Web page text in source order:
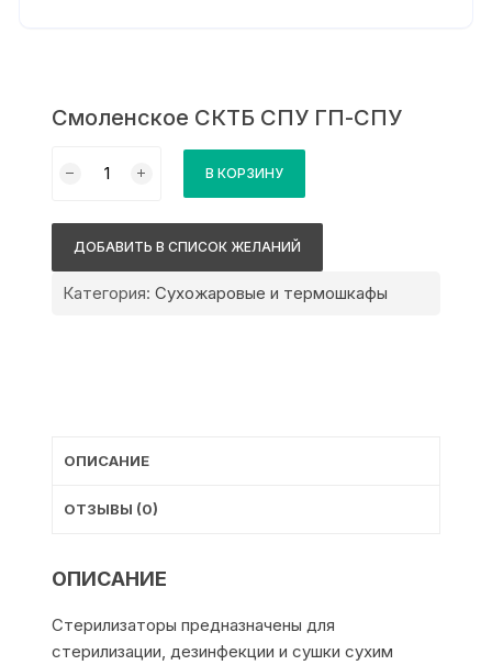
Смоленское СКТБ СПУ ГП-СПУ
товара
ГП-
В КОРЗИНУ
ДОБАВИТЬ В СПИСОК ЖЕЛАНИЙ
Категория:Сухожаровые и термошкафы
ОПИСАНИЕ
ОТЗЫВЫ (0)
ОПИСАНИЕ
Стерилизаторы предназначены для
стерилизации, дезинфекции и сушки сухим